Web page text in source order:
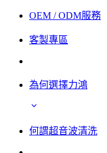
OEM / ODM服務
客製專區
為何選擇力鴻
何謂超音波清洗